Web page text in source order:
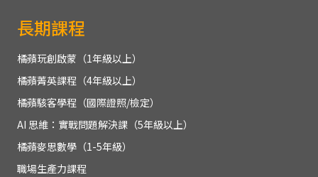
長期課程
橘蘋玩創啟蒙（1年級以上）
橘蘋菁英課程（4年級以上）
橘蘋駭客學程（國際證照/檢定）
AI 思維：實戰問題解決課（5年級以上）
橘蘋麥思數學（1-5年級）
職場生產力課程